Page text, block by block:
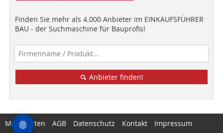
Finden Sie mehr als 4.000 Anbieter im EINKAUFSFÜHRER
BAU - der Suchmaschine für Bauprofis!
Anbieter finden!
Mediadaten AGB Datenschutz Kontakt
Impressum